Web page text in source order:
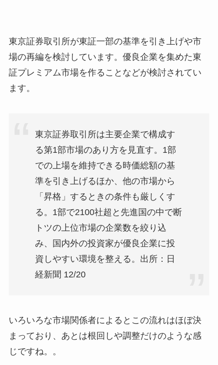
東京証券取引所が東証一部の基準を引き上げや市
場の再編を検討しています。優良企業を集めた東
証プレミアム市場を作ることなどが検討されてい
ます。
東京証券取引所は主要企業で構成す
る第1部市場のあり方を見直す。1部
での上場を維持できる時価総額の基
準を引き上げるほか、他の市場から
「昇格」するときの条件も厳しくす
る。1部で2100社超と先進国の中で断
トツの上位市場の企業数を絞り込
み、国内外の投資家が優良企業に投
資しやすい環境を整える。出所：日
経新聞 12/20
いろいろな市場関係者によるとこの流れはほぼ決
まっており、あとは根回しや調整だけのような感
じですね。。